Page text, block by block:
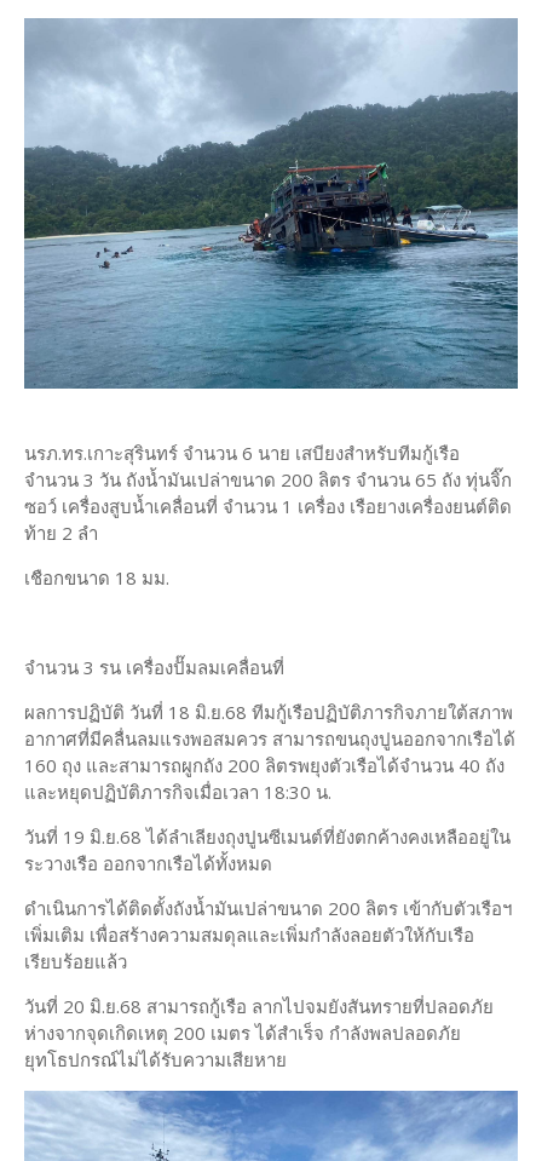
นรภ.ทร.เกาะสุรินทร์ จำนวน 6 นาย เสบียงสำหรับทีมกู้เรือ
จำนวน 3 วัน ถังน้ำมันเปล่าขนาด 200 ลิตร จำนวน 65 ถัง ทุ่นจิ๊ก
ซอว์ เครื่องสูบน้ำเคลื่อนที่ จำนวน 1 เครื่อง เรือยางเครื่องยนต์ติด
ท้าย 2 ลำ
เชือกขนาด 18 มม.
จำนวน 3 รน เครื่องปั๊มลมเคลื่อนที่
ผลการปฏิบัติ วันที่ 18 มิ.ย.68 ทีมกู้เรือปฏิบัติภารกิจภายใต้สภาพ
อากาศที่มีคลื่นลมแรงพอสมควร สามารถขนถุงปูนออกจากเรือได้
160 ถุง และสามารถผูกถัง 200 ลิตรพยุงตัวเรือได้จำนวน 40 ถัง
และหยุดปฏิบัติภารกิจเมื่อเวลา 18:30 น.
วันที่ 19 มิ.ย.68 ได้ลำเลียงถุงปูนซีเมนต์ที่ยังตกค้างคงเหลืออยู่ใน
ระวางเรือ ออกจากเรือได้ทั้งหมด
ดำเนินการได้ติดตั้งถังน้ำมันเปล่าขนาด 200 ลิตร เข้ากับตัวเรือฯ
เพิ่มเติม เพื่อสร้างความสมดุลและเพิ่มกำลังลอยตัวให้กับเรือ
เรียบร้อยแล้ว
วันที่ 20 มิ.ย.68 สามารถกู้เรือ ลากไปจมยังสันทรายที่ปลอดภัย
ห่างจากจุดเกิดเหตุ 200 เมตร ได้สำเร็จ กำลังพลปลอดภัย
ยุทโธปกรณ์ไม่ได้รับความเสียหาย